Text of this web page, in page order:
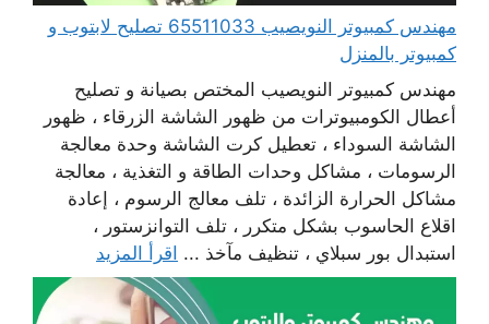
مهندس كمبيوتر النويصيب 65511033 تصليح لابتوب و
كمبيوتر بالمنزل
مهندس كمبيوتر النويصيب المختص بصيانة و تصليح
أعطال الكومبيوترات من ظهور الشاشة الزرقاء ، ظهور
الشاشة السوداء ، تعطيل كرت الشاشة وحدة معالجة
الرسومات ، مشاكل وحدات الطاقة و التغذية ، معالجة
مشاكل الحرارة الزائدة ، تلف معالج الرسوم ، إعادة
اقلاع الحاسوب بشكل متكرر ، تلف التوانزستور ،
استبدال بور سبلاي ، تنظيف مآخذ ... اقرأ المزيد